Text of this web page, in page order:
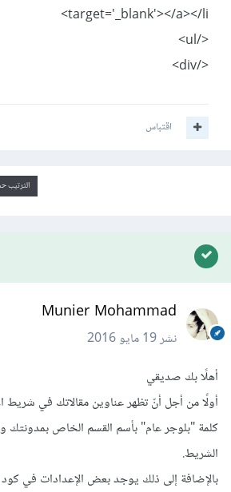
target='_blank'></a></li>
</ul>
</div>
اقتباس
الترتيب
Munier Mohammad
نشر19 مايو 2016
أهلًا بك صديقي
أولًا من أجل أنّ تظهر عناوين مقالاتك في شريط
كلمة "بلوجر عام" بأسم القسم الخاص
الشريط.
بالإضافة إلى ذلك يوجد بعض الإعدادات في